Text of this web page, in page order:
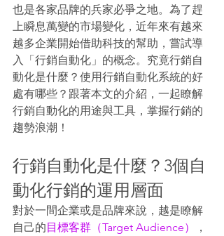
也是各家品牌的兵家必爭之地。為了趕
上瞬息萬變的市場變化，近年來有越來
越多企業開始借助科技的幫助，嘗試導
入「行銷自動化」的概念。究竟行銷自
動化是什麼？使用行銷自動化系統的好
處有哪些？跟著本文的介紹，一起瞭解
行銷自動化的用途與工具，掌握行銷的
趨勢浪潮！
行銷自動化是什麼？3個自
動化行銷的運用層面
對於一間企業或是品牌來說，越是瞭解
自己的目標客群（Target Audience）
，